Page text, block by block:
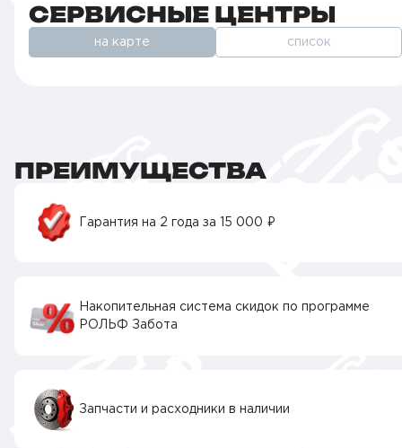
СЕРВИСНЫЕ ЦЕНТРЫ
на карте список
ПРЕИМУЩЕСТВА
Гарантия на 2 года за 15 000 ₽
Накопительная система скидок по программе
РОЛЬФ Забота
Запчасти и расходники в наличии